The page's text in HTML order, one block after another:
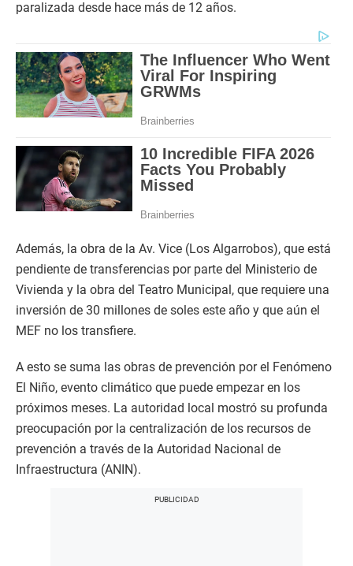
paralizada desde hace más de 12 años.
Además, la obra de la Av. Vice (Los Algarrobos), que está
pendiente de transferencias por parte del Ministerio de
Vivienda y la obra del Teatro Municipal, que requiere una
inversión de 30 millones de soles este año y que aún el
MEF no los transfiere.
A esto se suma las obras de prevención por el Fenómeno
El Niño, evento climático que puede empezar en los
próximos meses. La autoridad local mostró su profunda
preocupación por la centralización de los recursos de
prevención a través de la Autoridad Nacional de
Infraestructura (ANIN).